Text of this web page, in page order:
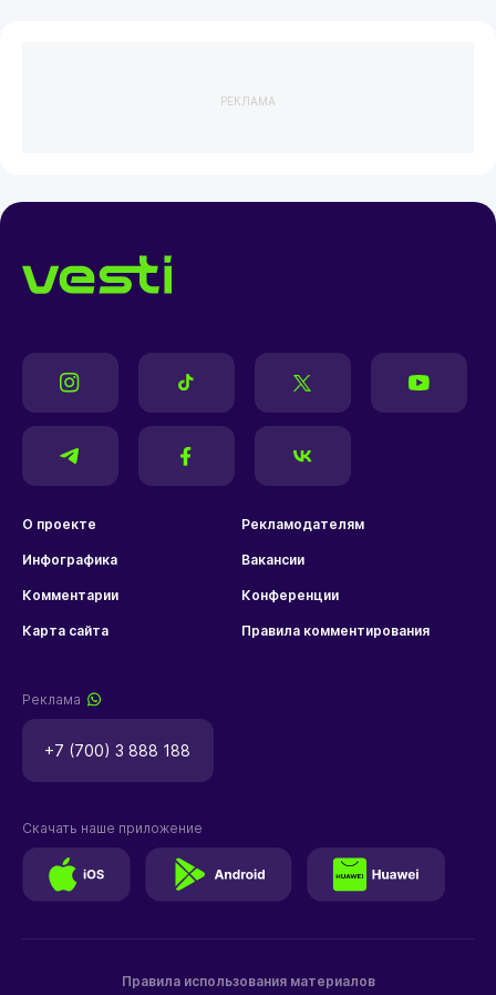
РЕКЛАМА
О проекте Рекламодателям
Инфографика Вакансии
Комментарии Конференции
Карта сайта Правила комментирования
Реклама
+7 (700) 3 888 188
Правила использования материалов
Скачать наше приложение